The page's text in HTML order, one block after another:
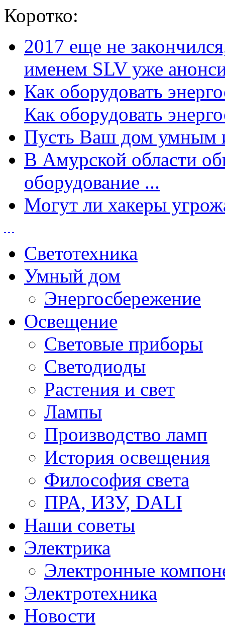
Коротко:
2017 еще не
именем SLV уже
Как оборудовать
Как оборудовать
Пусть Ваш дом умным
В Амурской области
оборудование ...
Могут ли хакеры
Светотехника
Умный дом
Энергосбережение
Освещение
Световые приборы
Светодиоды
Растения и свет
Лампы
Производство ламп
История освещения
Философия света
ПРА, ИЗУ, DALI
Наши советы
Электрика
Электронные
Электротехника
Новости